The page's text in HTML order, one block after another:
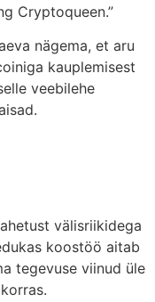
Cryptoqueen.”
nägema, et aru
kauplemisest
veebilehe
välisriikidega
koostöö aitab
tegevuse viinud üle